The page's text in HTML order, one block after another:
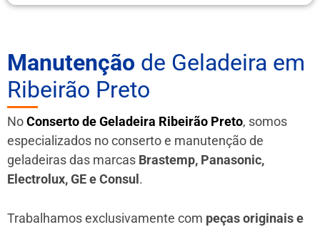
Manutenção de Geladeira em
Ribeirão Preto
NoConserto de Geladeira Ribeirão Preto, somos
especializados no conserto e manutenção de
geladeiras das marcas Brastemp, Panasonic,
Electrolux, GE e Consul.
Trabalhamos exclusivamente com peças originais e